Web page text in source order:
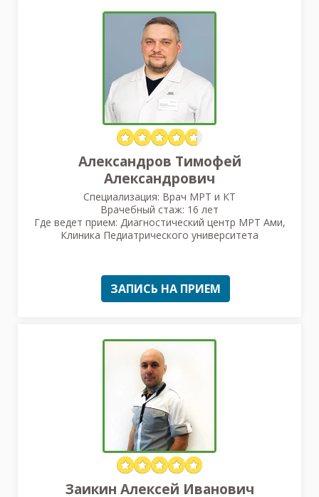
Александров Тимофей
Александрович
Специализация: Врач МРТ и КТ
Врачебный стаж: 16 лет
Где ведет прием: Диагностический центр МРТ Ами,
Клиника Педиатрического университета
ЗАПИСЬ НА ПРИЕМ
Заикин Алексей Иванович